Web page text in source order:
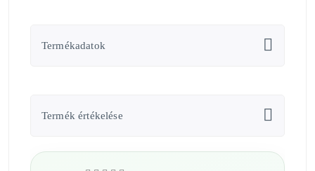
Termékadatok
Termék értékelése